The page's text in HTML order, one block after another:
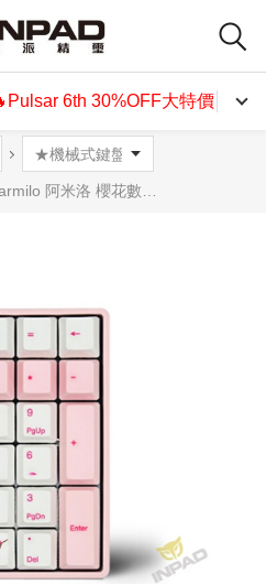
6th 30%OFF大特價🔥
阿米洛 櫻花數字鍵機械式鍵盤 紅軸 茶軸